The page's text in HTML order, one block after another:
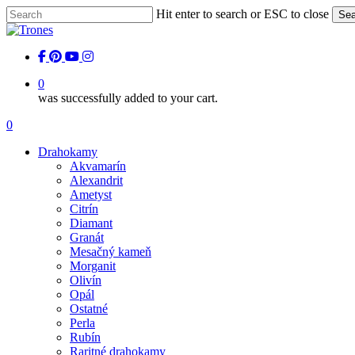
Skip
to
content
Hit enter to search or ESC to close
Close
facebook
pinterest
youtubeinstagram
0
was successfully added to your cart.
Menu
0
Drahokamy
Akvamarín
Alexandrit
Ametyst
Citrín
Diamant
Granát
Mesačný kameň
Morganit
Olivín
Opál
Ostatné
Perla
Rubín
Raritné drahokamy